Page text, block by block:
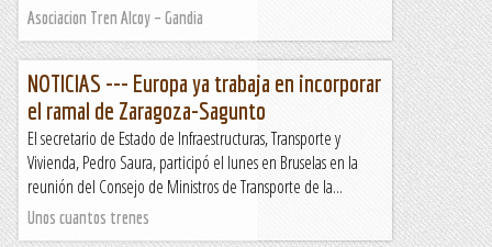
Asociacion Tren Alcoy – Gandia
NOTICIAS --- Europa ya trabaja en incorporar
el ramal de Zaragoza-Sagunto
El secretario de Estado de Infraestructuras, Transporte y
Vivienda, Pedro Saura, participó el lunes en Bruselas en la
reunión del Consejo de Ministros de Transporte de la...
Unos cuantos trenes